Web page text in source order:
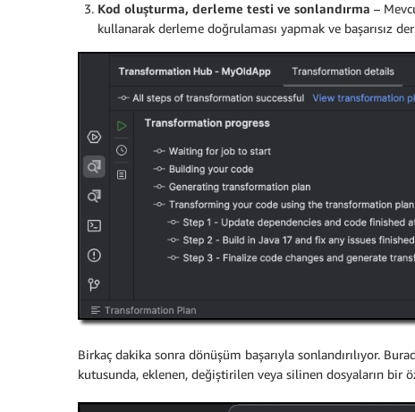
Kod oluşturma, derleme testi ve sonlandırma –
kullanarak derleme doğrulaması yapmak ve başarısız
Birkaç dakika sonra dönüşüm başarıyla sonlandırılıyor.
kutusunda, eklenen, değiştirilen veya silinen dosyaların bir